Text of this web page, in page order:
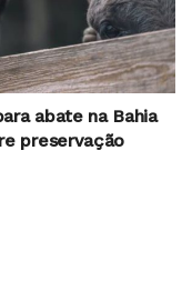
abate na Bahia
preservação